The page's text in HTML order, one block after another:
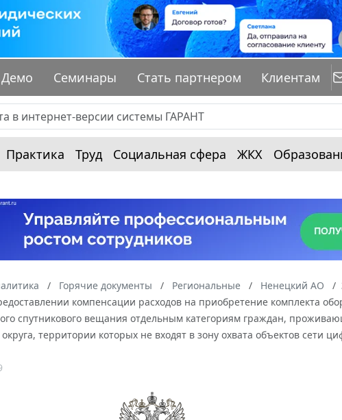
Демо Семинары Стать партнером Клиентам
Практика Труд Социальная сфера ЖКХ
Горячие документы Региональные Ненецкий АО
компенсации расходов на приобретение комплекта
спутникового вещания отдельным категориям граждан,
территории которых не входят в зону охвата объектов сети